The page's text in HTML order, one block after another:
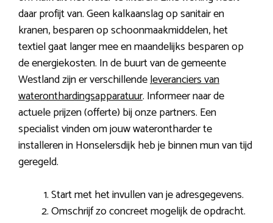
daar profijt van. Geen kalkaanslag op sanitair en
kranen, besparen op schoonmaakmiddelen, het
textiel gaat langer mee en maandelijks besparen op
de energiekosten. In de buurt van de gemeente
Westland zijn er verschillendeleveranciers van
wateronthardingsapparatuur. Informeer naar de
actuele prijzen (offerte) bij onze partners. Een
specialist vinden om jouw waterontharder te
installeren in Honselersdijk heb je binnen mun van tijd
geregeld.
Start met het invullen van je adresgegevens.
Omschrijf zo concreet mogelijk de opdracht.